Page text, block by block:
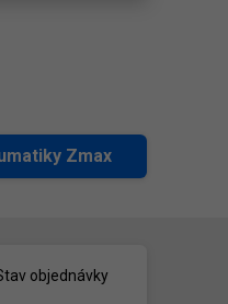
Zmax
objednávky